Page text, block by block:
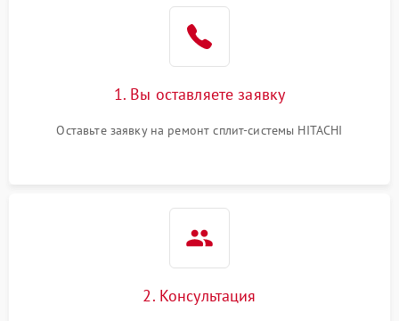
1. Вы оставляете заявку
Оставьте заявку на ремонт сплит-системы HITACHI
2. Консультация